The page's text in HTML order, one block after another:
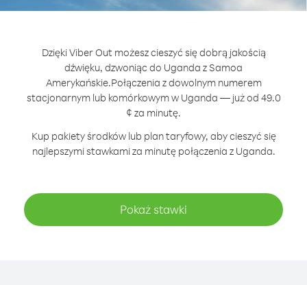
Dzięki Viber Out możesz cieszyć się dobrą jakością
dźwięku, dzwoniąc do Uganda z Samoa
Amerykańskie.Połączenia z dowolnym numerem
stacjonarnym lub komórkowym w Uganda — już od 49.0
¢ za minutę.
Kup pakiety środków lub plan taryfowy, aby cieszyć się
najlepszymi stawkami za minutę połączenia z Uganda.
Pokaż stawki